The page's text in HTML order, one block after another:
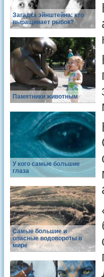
Загадка эйнштейна: кто
выращивает рыбок?
Памятники животным
У кого самые большие
глаза
Самые большие и
опасные водовороты в
мире